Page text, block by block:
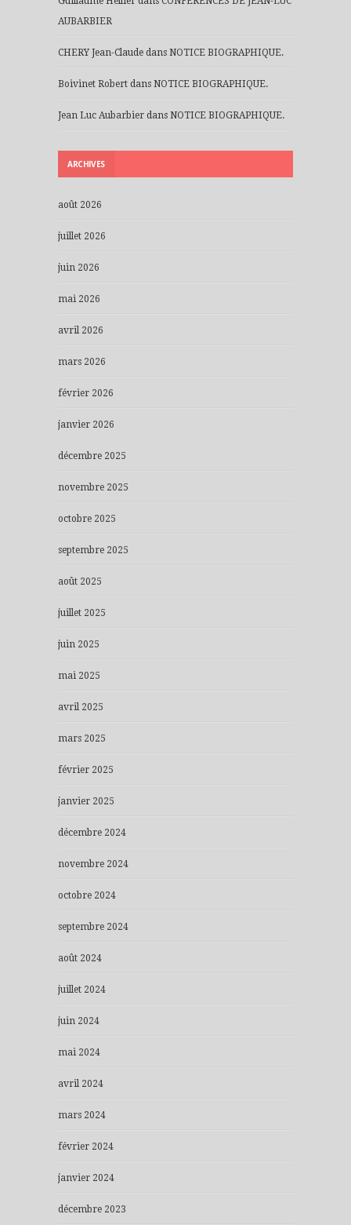
AUBARBIER
CHERY Jean-Claude dans NOTICE BIOGRAPHIQUE.
Boivinet Robert dans NOTICE BIOGRAPHIQUE.
Jean Luc Aubarbier dans NOTICE BIOGRAPHIQUE.
ARCHIVES
août 2026
juillet 2026
juin 2026
mai 2026
avril 2026
mars 2026
février 2026
janvier 2026
décembre 2025
novembre 2025
octobre 2025
septembre 2025
août 2025
juillet 2025
juin 2025
mai 2025
avril 2025
mars 2025
février 2025
janvier 2025
décembre 2024
novembre 2024
octobre 2024
septembre 2024
août 2024
juillet 2024
juin 2024
mai 2024
avril 2024
mars 2024
février 2024
janvier 2024
décembre 2023